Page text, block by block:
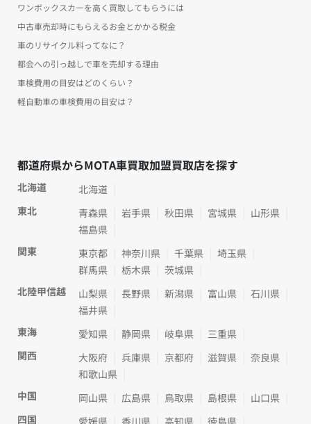
ワンボックスカーを高く買取してもらうには
中古車売却時にもらえるお金とかかる税金
車のリサイクル料ってなに？
都会への引っ越しで車を売却する理由
車検費用の目安はどのくらい？
軽自動車の車検費用の目安は？
都道府県からMOTA車買取加盟買取店を探す
北海道
北海道
東北
青森県 岩手県 秋田県 宮城県
山形県
福島県
関東
東京都 神奈川県 千葉県
埼玉県
群馬県
栃木県
茨城県
北陸甲信越
山梨県 長野県 新潟県 富山県
石川県
福井県
東海
愛知県 静岡県 岐阜県
三重県
関西
大阪府 兵庫県 京都府 滋賀県
奈良県
和歌山県
中国
岡山県 広島県 鳥取県 島根県
山口県
四国